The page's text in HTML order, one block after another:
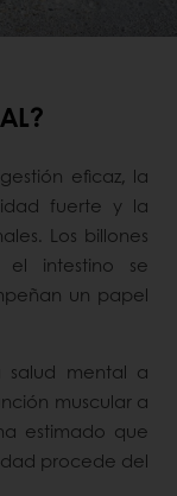
eficaz, la
fuerte y la
Los billones
el intestino se
un papel
salud mental a
muscular a
estimado que
procede del